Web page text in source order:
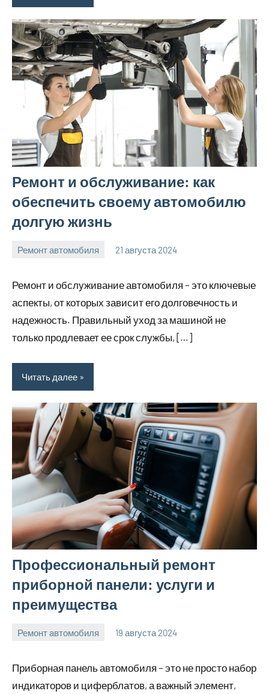
Ремонт и обслуживание: как
обеспечить своему автомобилю
долгую жизнь
Ремонт автомобиля 21 августа 2024
Ремонт и обслуживание автомобиля – это ключевые
аспекты, от которых зависит его долговечность и
надежность. Правильный уход за машиной не
только продлевает ее срок службы, […]
Читать далее
Профессиональный ремонт
приборной панели: услуги и
преимущества
Ремонт автомобиля 19 августа 2024
Приборная панель автомобиля – это не просто набор
индикаторов и циферблатов, а важный элемент,